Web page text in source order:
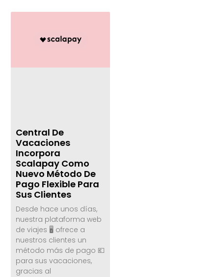
Central De
Vacaciones
Incorpora
Scalapay Como
Nuevo Método De
Pago Flexible Para
Sus Clientes
Desde hace unos días,
nuestra plataforma web
de viajes 🖥️ ofrece a
nuestros clientes un
método más de pago 💶
para sus vacaciones,
gracias al